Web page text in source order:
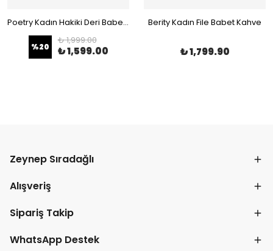
Poetry Kadın Hakiki Deri Babet Bej
%20
₺ 1,999.00
₺ 1,599.00
Berity Kadın File Babet Kahve
₺ 1,799.90
Zeynep Sıradağlı
Alışveriş
Sipariş Takip
WhatsApp Destek